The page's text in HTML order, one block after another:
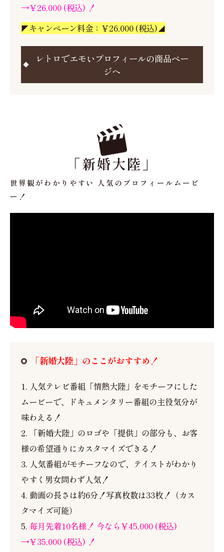
→￥26,000 (税込) ！
◤キャンペーン料金：￥26,000 (税込)◢
レトロでエモいプロフィールの商品ペー
ジへ
「新婚大陸」
世界観がわかりやすい 人気のプロフィールムービ
ー！
「新婚大陸」のここがおすすめ！
1. 人気テレビ番組「情熱大陸」をモチーフにした
ムービーで、ドキュメンタリー番組の主役気分が
味わえる！
2. 「新婚大陸」のロゴや「提供」の部分も、お客
様の希望通りにカスタマイズできる！
3. 人気番組がモチーフなので、テイストがわかり
やすく男女問わず人気！
4. 動画の長さは約6分！写真枚数は33枚！（カス
タマイズ可能）
5. 毎月先着10名様！ 今なら￥45,000 (税込)
→￥35,000 (税込) ！